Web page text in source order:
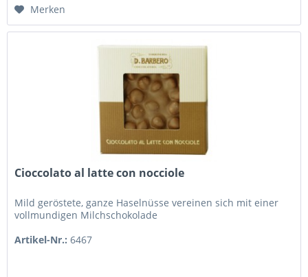
Merken
Cioccolato al latte con nocciole
Mild geröstete, ganze Haselnüsse vereinen sich mit einer
vollmundigen Milchschokolade
Artikel-Nr.: 6467